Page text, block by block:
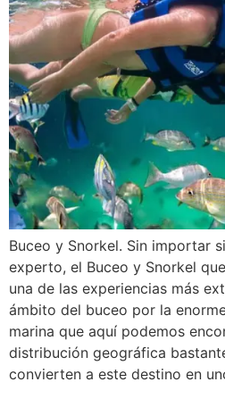
Buceo y Snorkel. Sin importar
experto, el Buceo y Snorkel
una de las experiencias más
ámbito del buceo por la
marina que aquí podemos
distribución geográfica
convierten a este destino en